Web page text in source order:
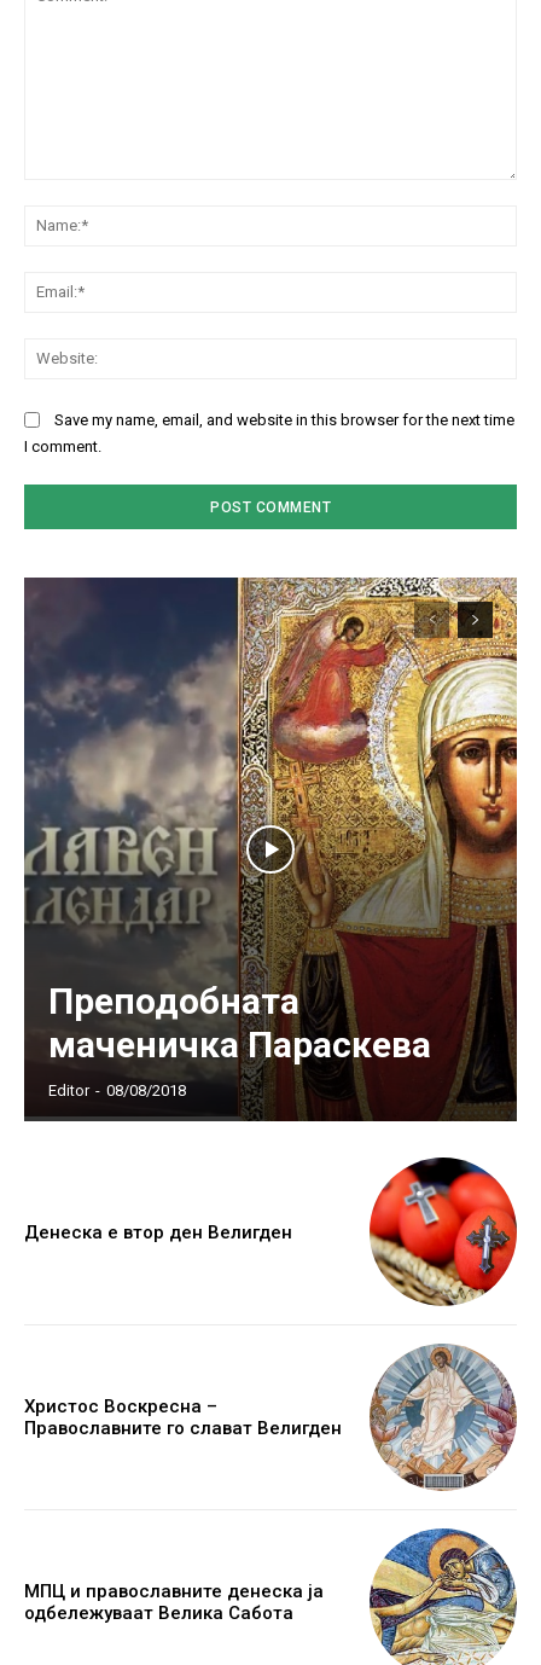
Save my name, email, and website in this browser for the next time
I comment.
Преподобната
маченичка Параскева
Editor - 08/08/2018
Денеска е втор ден Велигден
Христос Воскресна –
Православните го слават Велигден
МПЦ и православните денеска ја
одбележуваат Велика Сабота